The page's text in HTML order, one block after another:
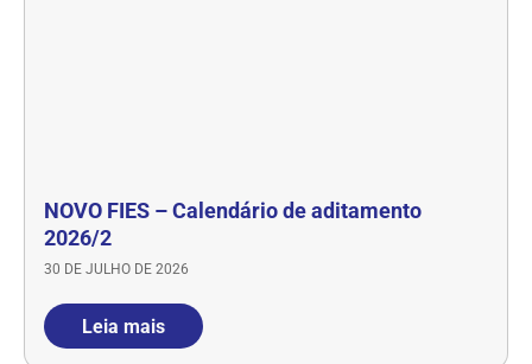
NOVO FIES – Calendário de aditamento
2026/2
30 DE JULHO DE 2026
Leia mais